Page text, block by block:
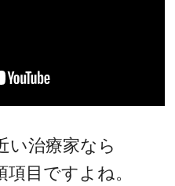
い治療家なら
目ですよね。